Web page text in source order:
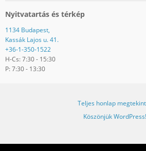
Nyitvatartás és térkép
1134 Budapest,
Kassák Lajos u. 41.
+36-1-350-1522
H-Cs: 7:30 - 15:30
P: 7:30 - 13:30
Teljes honlap
Köszönjük WordPress!